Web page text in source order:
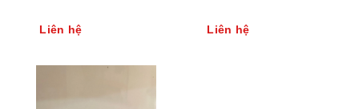
Liên hệ Liên hệ